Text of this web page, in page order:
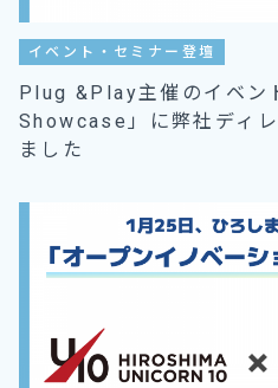
イベント・セミナー登壇
Plug &Play主催のイベン
Showcase」に弊社ディ
ました